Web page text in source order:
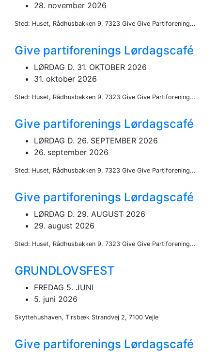
28. november 2026
Sted: Huset, Rådhusbakken 9, 7323 Give Give Partiforening...
Give partiforenings Lørdagscafé
LØRDAG D. 31. OKTOBER 2026
31. oktober 2026
Sted: Huset, Rådhusbakken 9, 7323 Give Give Partiforening...
Give partiforenings Lørdagscafé
LØRDAG D. 26. SEPTEMBER 2026
26. september 2026
Sted: Huset, Rådhusbakken 9, 7323 Give Give Partiforening...
Give partiforenings Lørdagscafé
LØRDAG D. 29. AUGUST 2026
29. august 2026
Sted: Huset, Rådhusbakken 9, 7323 Give Give Partiforening...
GRUNDLOVSFEST
FREDAG 5. JUNI
5. juni 2026
Skyttehushaven, Tirsbæk Strandvej 2, 7100 Vejle
Give partiforenings Lørdagscafé